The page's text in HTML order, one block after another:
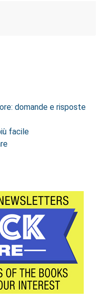
domande e risposte
facile